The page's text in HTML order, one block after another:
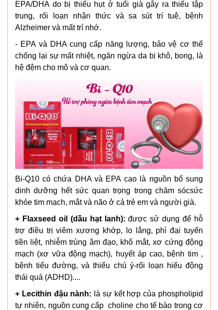
EPA/DHA do bị thiếu hụt ở tuổi già gây ra thiếu tập
trung, rối loạn nhận thức và sa sút trí tuệ, bệnh
Alzheimer và mất trí nhớ.
- EPA và DHA cung cấp năng lượng, bảo vệ cơ thể
chống lại sự mất nhiệt, ngăn ngừa da bị khô, bong, là
hệ đệm cho mô và cơ quan.
Bi-Q10 có chứa DHA và EPA cao là nguồn bổ sung
dinh dưỡng hết sức quan trọng trong chăm sócsức
khỏe tim mạch, mắt và não ở cả trẻ em và người già.
+ Flaxseed oil (dầu hạt lanh): được sử dụng để hỗ
trợ điều trị viêm xương khớp, lo lắng, phì đại tuyến
tiền liệt, nhiễm trùng âm đạo, khô mắt, xơ cứng động
mạch (xơ vữa động mạch), huyết áp cao, bệnh tim ,
bệnh tiểu đường, và thiếu chú ý-rối loạn hiếu động
thái quá (ADHD)....
+ Lecithin đậu nành: là sự kết hợp của phospholipid
tự nhiên, nguồn cung cấp choline cho tế bào trong cơ